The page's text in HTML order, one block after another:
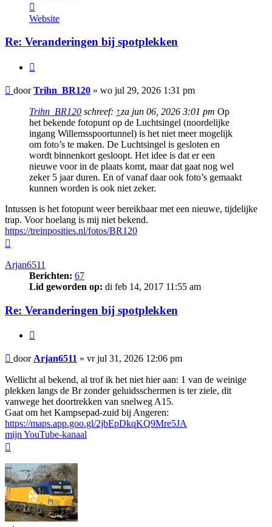
Trihn_BR120
Website
Re: Veranderingen bij spotplekken
Bericht
doorTrihn_BR120 » wo jul 29, 2026 1:31 pm
Trihn_BR120 schreef: ↑za jun 06, 2026 3:01 pm Op
het bekende fotopunt op de Luchtsingel (noordelijke
ingang Willemsspoortunnel) is het niet meer mogelijk
om foto’s te maken. De Luchtsingel is gesloten en
wordt binnenkort gesloopt. Het idee is dat er een
nieuwe voor in de plaats komt, maar dat gaat nog wel
zeker 5 jaar duren. En of vanaf daar ook foto’s gemaakt
kunnen worden is ook niet zeker.
Intussen is het fotopunt weer bereikbaar met een nieuwe, tijdelijke
trap. Voor hoelang is mij niet bekend.
https://treinposities.nl/fotos/BR120
Arjan6511
Berichten: 67
Lid geworden op: di feb 14, 2017 11:55 am
Re: Veranderingen bij spotplekken
Bericht
doorArjan6511 » vr jul 31, 2026 12:06 pm
Wellicht al bekend, al trof ik het niet hier aan: 1 van de weinige
plekken langs de Br zonder geluidsschermen is ter ziele, dit
vanwege het doortrekken van snelweg A15.
Gaat om het Kampsepad-zuid bij Angeren:
https://maps.app.goo.gl/2jbEpDkqKQ9Mre5JA
mijn YouTube-kanaal